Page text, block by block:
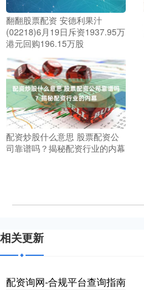
翻翻股票配资 安德利果汁
(02218)6月19日斥资1937.95万
港元回购196.15万股
配资炒股什么意思 股票配资公
司靠谱吗？揭秘配资行业的内幕
相关更新
配资询网-合规平台查询指南